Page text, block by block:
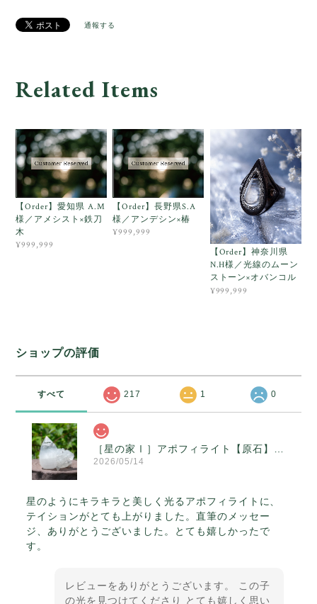
通報する
Related Items
【Order】愛知県 A.M
様／アメシスト×鉄刀
木
¥999,999
【Order】長野県S.A
様／アンデシン×椿
¥999,999
【Order】神奈川県
N.H様／光線のムーン
ストーン×オバンコル
¥999,999
ショップの評価
すべて 217 1 0
［星の家Ⅰ］アポフィライト【原石】O300-314
2026/05/14
星のようにキラキラと美しく光るアポフィライトに、
テイションがとても上がりました。直筆のメッセー
ジ、ありがとうございました。とても嬉しかったで
す。
レビューをありがとうございます。 この子
の光を見つけてくださり とても嬉しく思い